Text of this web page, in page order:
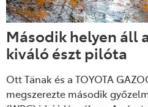
Második helyen áll
kiváló észt pilóta
Ott Tänak és a TOYOTA
megszerezte második